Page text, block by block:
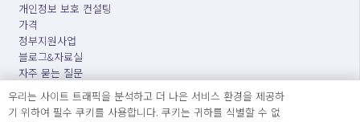
개인정보 보호 컨설팅
가격
정부지원사업
블로그&자료실
자주 묻는 질문
회사소개 & 채용
ENGLISH
우리는 사이트 트래픽을 분석하고 더 나은 서비스 환경을 제공하
기 위하여 필수 쿠키를 사용합니다. 쿠키는 귀하를 식별할 수 없